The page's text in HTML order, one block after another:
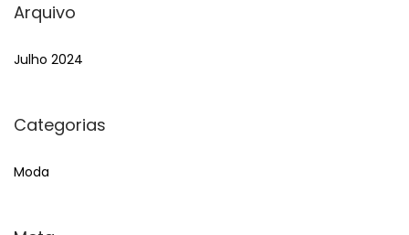
Arquivo
Julho 2024
Categorias
Moda